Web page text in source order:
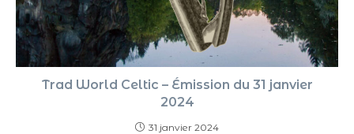
Trad World Celtic – Émission du 31 janvier
2024
31 janvier 2024